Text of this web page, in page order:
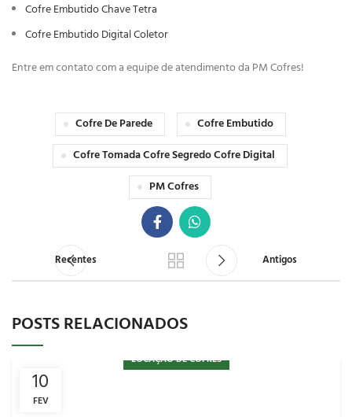
Cofre Embutido Chave Tetra
Cofre Embutido Digital Coletor
Entre em contato com a equipe de atendimento da PM Cofres!
Cofre De Parede
Cofre Embutido
Cofre Tomada Cofre Segredo Cofre Digital
PM Cofres
Recentes Antigos
POSTS RELACIONADOS
10
FEV
LOCAÇÃO DE COFRES